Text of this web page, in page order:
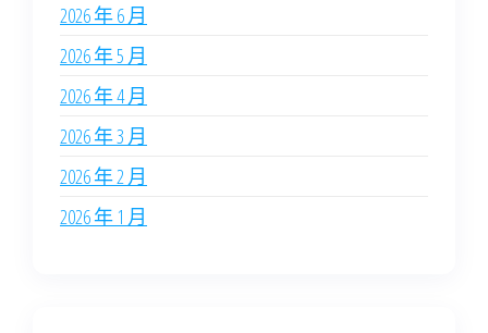
2026 年 6 月
2026 年 5 月
2026 年 4 月
2026 年 3 月
2026 年 2 月
2026 年 1 月